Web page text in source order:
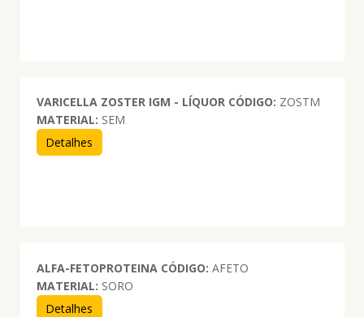
VARICELLA ZOSTER IGM - LÍQUOR CÓDIGO: ZOSTM
MATERIAL: SEM
Detalhes
ALFA-FETOPROTEINA CÓDIGO: AFETO
MATERIAL: SORO
Detalhes